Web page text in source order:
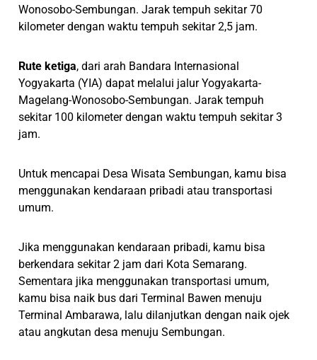
Wonosobo-Sembungan. Jarak tempuh sekitar 70
kilometer dengan waktu tempuh sekitar 2,5 jam.
Rute ketiga, dari arah Bandara Internasional
Yogyakarta (YIA) dapat melalui jalur Yogyakarta-
Magelang-Wonosobo-Sembungan. Jarak tempuh
sekitar 100 kilometer dengan waktu tempuh sekitar 3
jam.
Untuk mencapai Desa Wisata Sembungan, kamu bisa
menggunakan kendaraan pribadi atau transportasi
umum.
Jika menggunakan kendaraan pribadi, kamu bisa
berkendara sekitar 2 jam dari Kota Semarang.
Sementara jika menggunakan transportasi umum,
kamu bisa naik bus dari Terminal Bawen menuju
Terminal Ambarawa, lalu dilanjutkan dengan naik ojek
atau angkutan desa menuju Sembungan.